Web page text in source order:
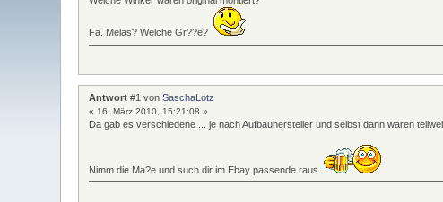
Fa. Melas? Welche Gr??e?
Antwort #1 vonSaschaLotz
« 16. März 2010, 15:21:08 »
Da gab es verschiedene ... je nach Aufbauhersteller und selbst dann waren
Nimm die Ma?e und such dir im Ebay passende raus